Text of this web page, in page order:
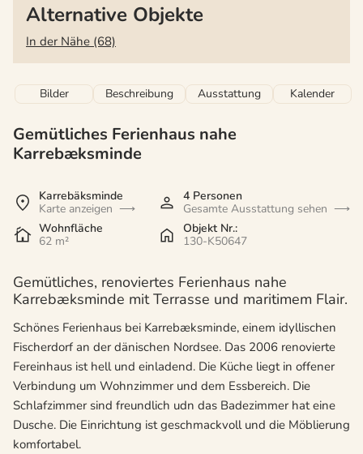
Alternative Objekte
In der Nähe (68)
Bilder Beschreibung Ausstattung Kalender
Gemütliches Ferienhaus nahe
Karrebæksminde
Karrebäksminde
Karte anzeigen
4 Personen
Gesamte Ausstattung sehen
Wohnfläche
62 m²
Objekt Nr.:
130-K50647
Gemütliches, renoviertes Ferienhaus nahe
Karrebæksminde mit Terrasse und maritimem Flair.
Schönes Ferienhaus bei Karrebæksminde, einem idyllischen
Fischerdorf an der dänischen Nordsee. Das 2006 renovierte
Fereinhaus ist hell und einladend. Die Küche liegt in offener
Verbindung um Wohnzimmer und dem Essbereich. Die
Schlafzimmer sind freundlich udn das Badezimmer hat eine
Dusche. Die Einrichtung ist geschmackvoll und die Möblierung
komfortabel.